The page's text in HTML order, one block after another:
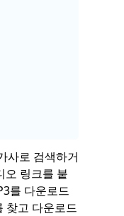
사로 검색하거
오 링크를 붙
를 다운로드
찾고 다운로드